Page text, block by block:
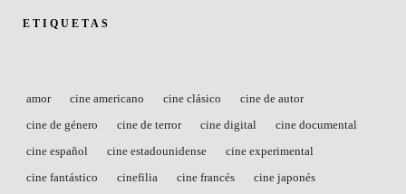
ETIQUETAS
amor cine americano cine clásico
cine de autor
cine de género
cine de terror cine digital
cine documental
cine español
cine estadounidense
cine experimental
cine fantástico
cinefilia cine francés
cine japonés